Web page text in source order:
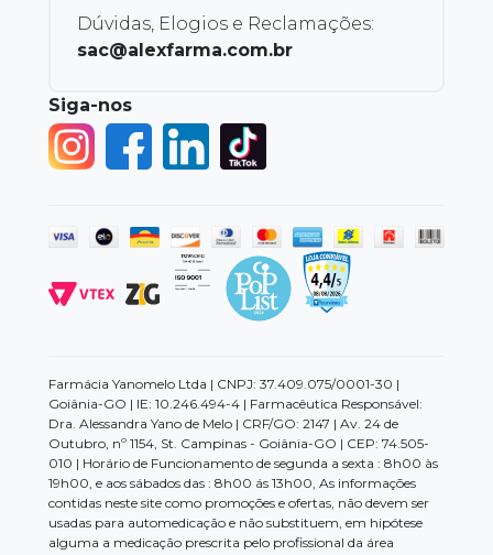
Dúvidas, Elogios e Reclamações:
sac@alexfarma.com.br
Siga-nos
Farmácia Yanomelo Ltda | CNPJ: 37.409.075/0001-30 |
Goiânia-GO | IE: 10.246.494-4 | Farmacêutica Responsável:
Dra. Alessandra Yano de Melo | CRF/GO: 2147 | Av. 24 de
Outubro, nº 1154, St. Campinas - Goiânia-GO | CEP: 74.505-
010 | Horário de Funcionamento de segunda a sexta : 8h00 às
19h00, e aos sábados das : 8h00 ás 13h00, As informações
contidas neste site como promoções e ofertas, não devem ser
usadas para automedicação e não substituem, em hipótese
alguma a medicação prescrita pelo profissional da área